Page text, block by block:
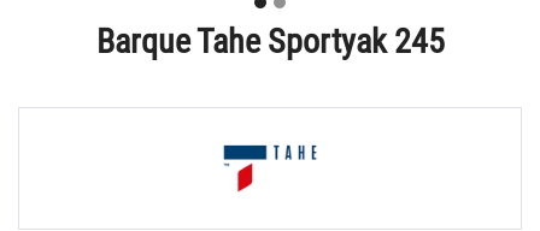
Barque Tahe Sportyak 245